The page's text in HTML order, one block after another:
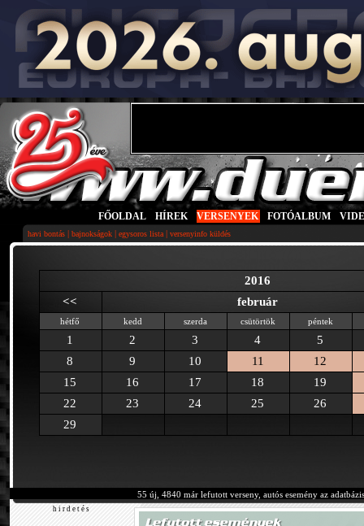
FŐOLDAL HÍREK VERSENYEK FOTÓALBUM
havi bontás | bajnokságok | egysoros lista | versenyinfo küldés
2016
<<
február
hétfő kedd szerda csütörtök péntek
1 2 3 4
5
8
9 10 11
12
15
16 17 18
19
22
23 24 25
26
29
55 új, 4840 már lefutott verseny, autós esemény az
h i r d e t é s